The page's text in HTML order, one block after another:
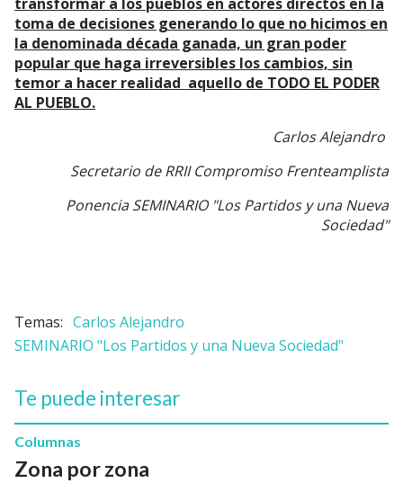
toma de decisiones generando lo que no hicimos en
la denominada década ganada, un gran poder
popular que haga irreversibles los cambios, sin
temor a hacer realidad aquello de TODO EL PODER
AL PUEBLO.
Carlos Alejandro
Secretario de RRII Compromiso Frenteamplista
Ponencia SEMINARIO "Los Partidos y una Nueva
Sociedad"
Carlos Alejandro
SEMINARIO "Los Partidos y una Nueva Sociedad"
Te puede interesar
Zona por zona
Columnas